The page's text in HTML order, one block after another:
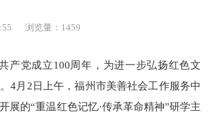
浏览量：1459
产党成立100周年， 为进一步弘扬红色文
4月2日上午，福州市美善社会工作服务中
展的“重温红色记忆·传承革命精神”研学主